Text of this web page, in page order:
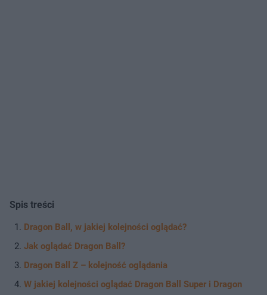
Spis treści
Dragon Ball, w jakiej kolejności oglądać?
Jak oglądać Dragon Ball?
Dragon Ball Z – kolejność oglądania
W jakiej kolejności oglądać Dragon Ball Super i Dragon